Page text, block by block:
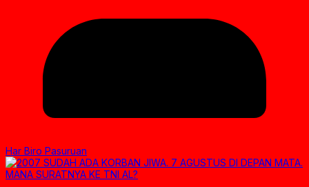
Har Biro Pasuruan